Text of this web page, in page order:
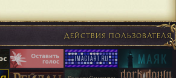
ДЕЙСТВИЯ ПОЛЬЗОВАТЕЛЯ